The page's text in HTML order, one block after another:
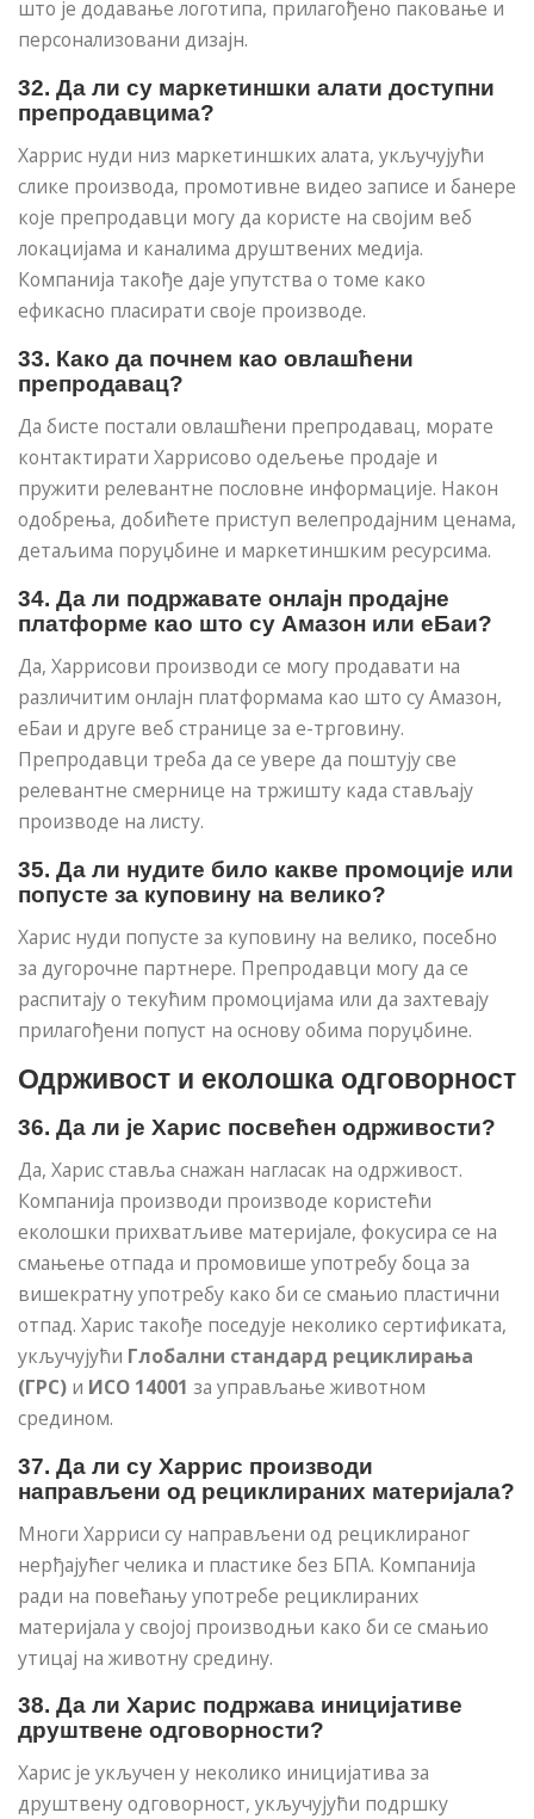
што је додавање логотипа, прилагођено паковање и
персонализовани дизајн.
32. Да ли су маркетиншки алати доступни
препродавцима?
Харрис нуди низ маркетиншких алата, укључујући
слике производа, промотивне видео записе и банере
које препродавци могу да користе на својим веб
локацијама и каналима друштвених медија.
Компанија такође даје упутства о томе како
ефикасно пласирати своје производе.
33. Како да почнем као овлашћени
препродавац?
Да бисте постали овлашћени препродавац, морате
контактирати Харрисово одељење продаје и
пружити релевантне пословне информације. Након
одобрења, добићете приступ велепродајним ценама,
детаљима поруџбине и маркетиншким ресурсима.
34. Да ли подржавате онлајн продајне
платформе као што су Амазон или еБаи?
Да, Харрисови производи се могу продавати на
различитим онлајн платформама као што су Амазон,
еБаи и друге веб странице за е-трговину.
Препродавци треба да се увере да поштују све
релевантне смернице на тржишту када стављају
производе на листу.
35. Да ли нудите било какве промоције или
попусте за куповину на велико?
Харис нуди попусте за куповину на велико, посебно
за дугорочне партнере. Препродавци могу да се
распитају о текућим промоцијама или да захтевају
прилагођени попуст на основу обима поруџбине.
Одрживост и еколошка одговорност
36. Да ли је Харис посвећен одрживости?
Да, Харис ставља снажан нагласак на одрживост.
Компанија производи производе користећи
еколошки прихватљиве материјале, фокусира се на
смањење отпада и промовише употребу боца за
вишекратну употребу како би се смањио пластични
отпад. Харис такође поседује неколико сертификата,
укључујући Глобални стандард рециклирања
(ГРС) и ИСО 14001 за управљање животном
средином.
37. Да ли су Харрис производи
направљени од рециклираних материјала?
Многи Харриси су направљени од рециклираног
нерђајућег челика и пластике без БПА. Компанија
ради на повећању употребе рециклираних
материјала у својој производњи како би се смањио
утицај на животну средину.
38. Да ли Харис подржава иницијативе
друштвене одговорности?
Харис је укључен у неколико иницијатива за
друштвену одговорност, укључујући подршку